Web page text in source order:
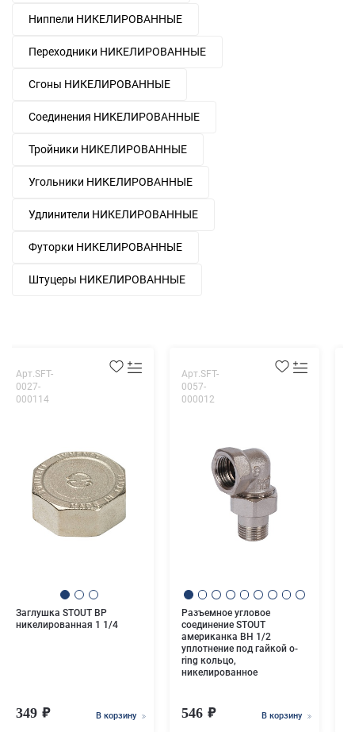
Ниппели НИКЕЛИРОВАННЫЕ
Переходники НИКЕЛИРОВАННЫЕ
Сгоны НИКЕЛИРОВАННЫЕ
Соединения НИКЕЛИРОВАННЫЕ
Тройники НИКЕЛИРОВАННЫЕ
Угольники НИКЕЛИРОВАННЫЕ
Удлинители НИКЕЛИРОВАННЫЕ
Футорки НИКЕЛИРОВАННЫЕ
Штуцеры НИКЕЛИРОВАННЫЕ
Арт.SFT-
0027-
000114
Заглушка STOUT ВР
никелированная 1 1/4
349 В корзину
Арт.SFT-
0057-
000012
Разъемное угловое
соединение STOUT
американка ВН 1/2
уплотнение под гайкой o-
ring кольцо,
никелированное
546 В корзину